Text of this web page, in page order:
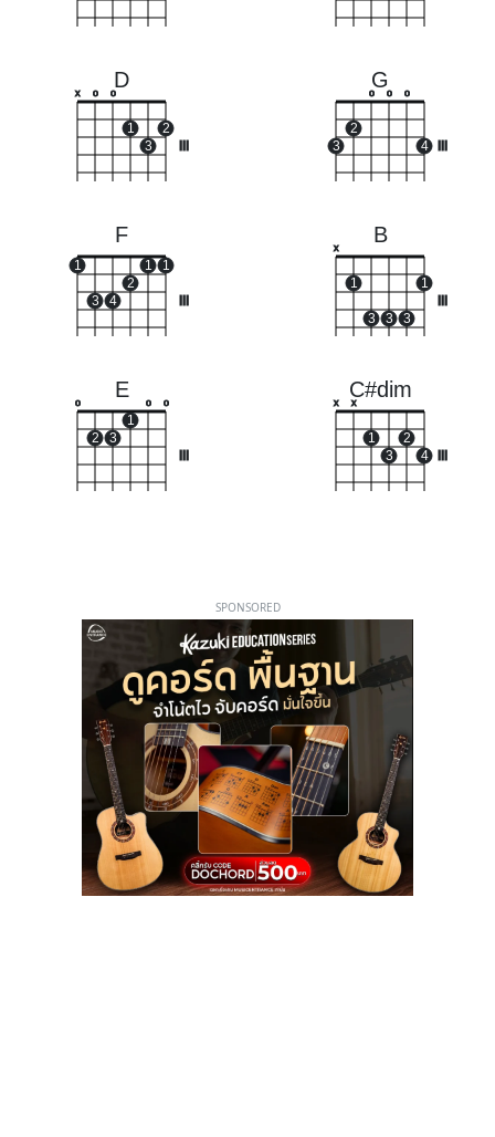
D
x o o
1
3
2
G
3
2
o o o
4
F
1
3 4
2
1 1
B
x
1
3 3 3
1
E
o
2 3
1
o o
C#dim
x x
1
3
2
4
SPONSORED